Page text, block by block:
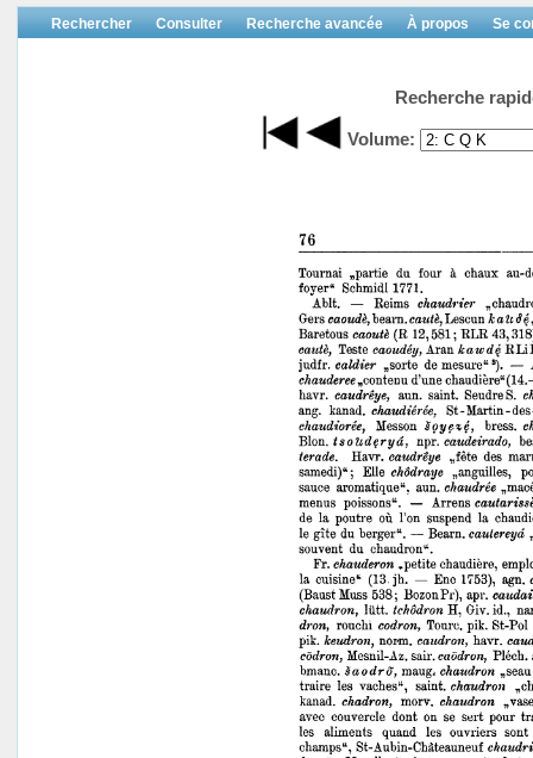
Rechercher Consulter Recherche avancée À propos Se
Recherche
Volume: